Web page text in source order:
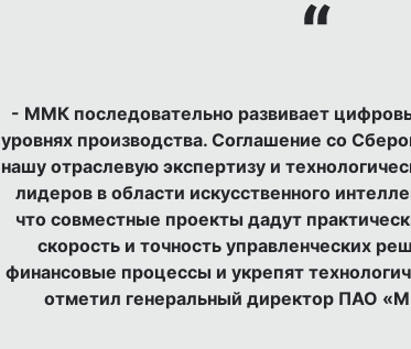
- ММК последовательно развивает
уровнях производства. Соглашение со
нашу отраслевую экспертизу и
лидеров в области искусственного
что совместные проекты дадут
скорость и точность управленческих
финансовые процессы и укрепят
отметил генеральный директор ПАО